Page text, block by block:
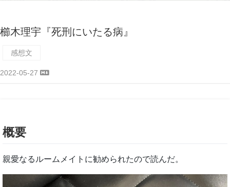
櫛木理宇『死刑にいたる病』
感想文
2022-05-27
概要
親愛なるルームメイトに勧められたので読んだ。